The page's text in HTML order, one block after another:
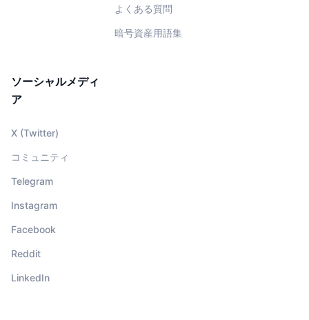
よくある質問
暗号資産用語集
ソーシャルメディ
ア
X (Twitter)
コミュニティ
Telegram
Instagram
Facebook
Reddit
LinkedIn